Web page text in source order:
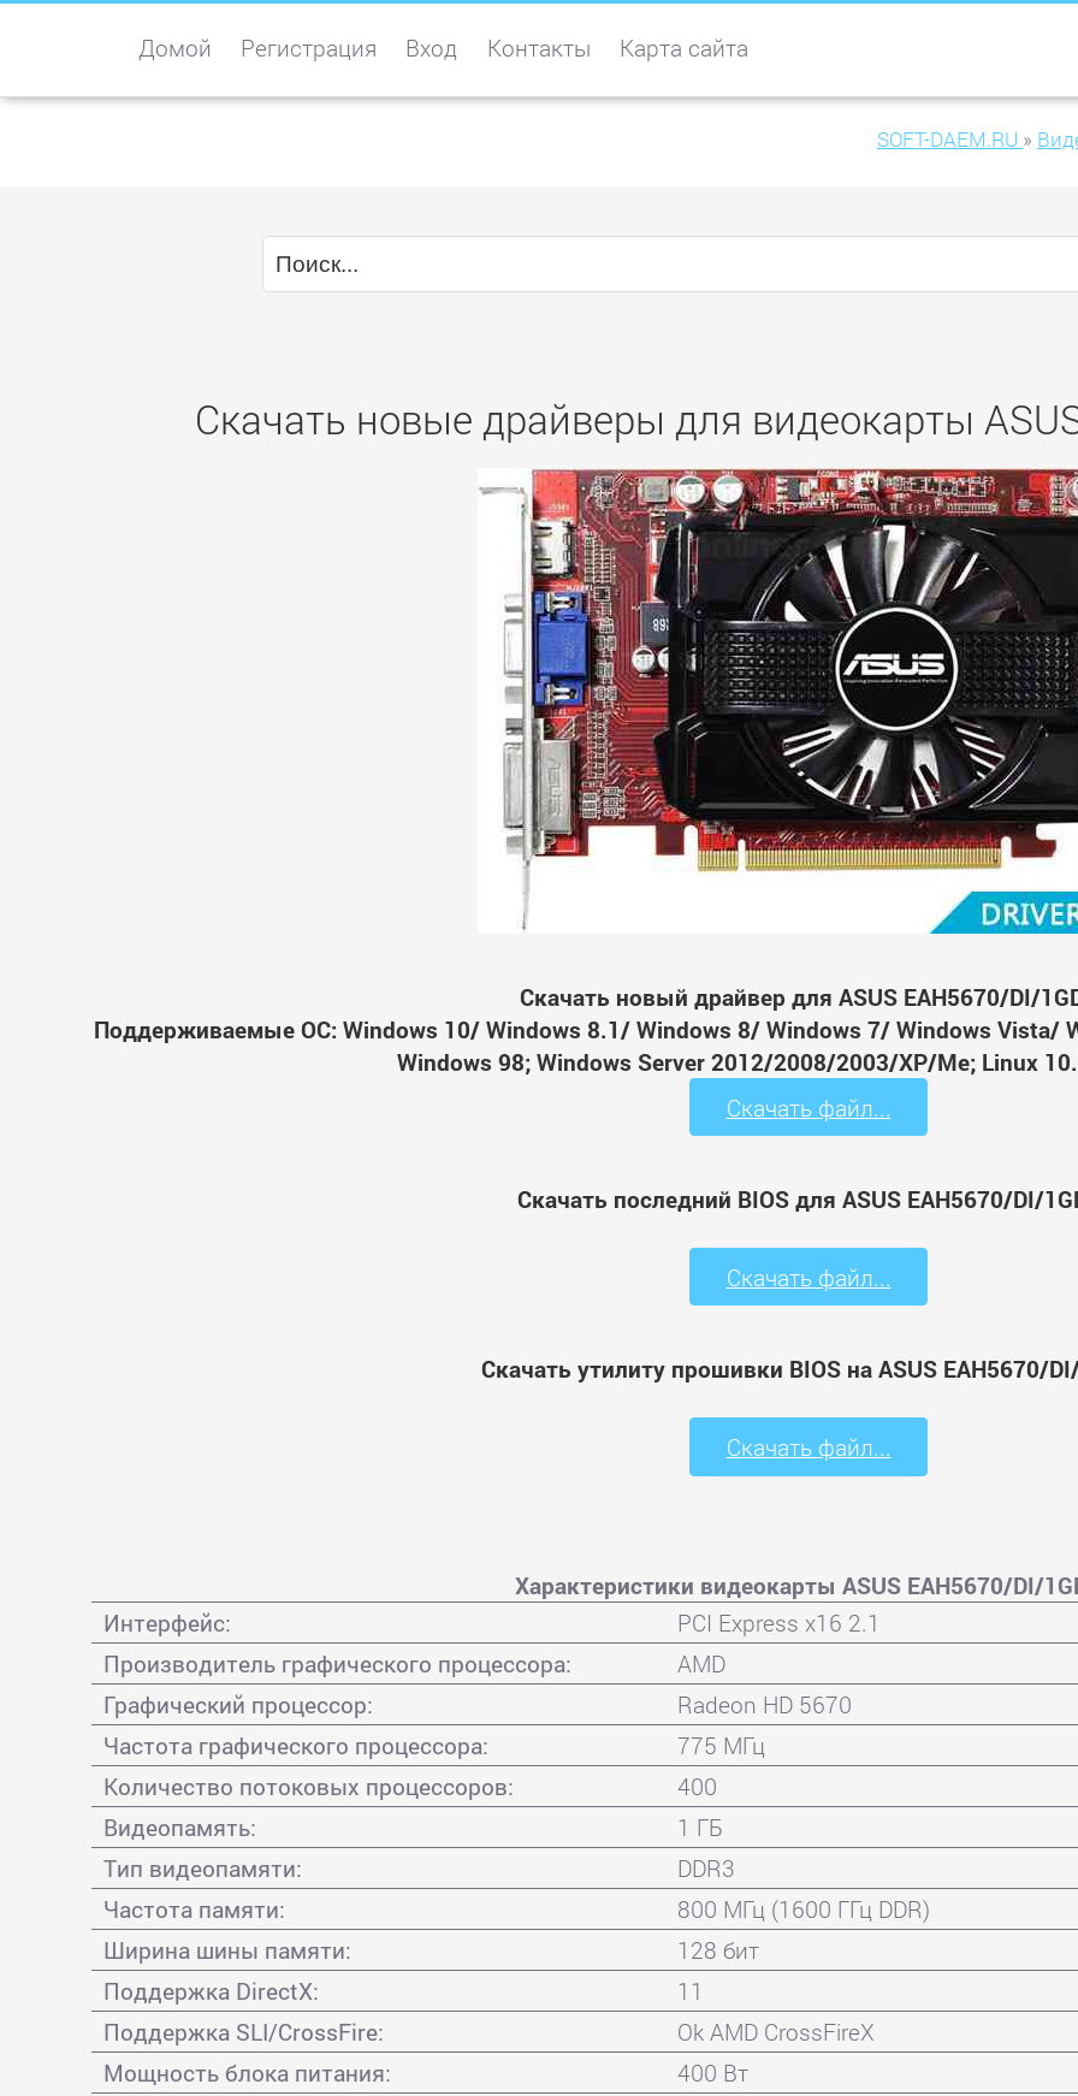
Домой Регистрация Вход Контакты Карта сайта
SOFT-DAEM.RU »
Скачать новые драйверы для видеокарты
Скачать новый драйвер для ASUS EAH5670/DI/
Поддерживаемые ОС: Windows 10/ Windows 8.1/ Windows 8/ Windows 7/ Windows Vista/
Windows 98; Windows Server 2012/2008/2003/XP/Me; Linux
Скачать файл...
Скачать последний BIOS для ASUS EAH5670/DI/
Скачать файл...
Скачать утилиту прошивки BIOS на ASUS EAH5670/
Скачать файл...
Характеристики видеокарты ASUS EAH5670/DI/
Интерфейс:
PCI Express x16 2.1
Производитель графического процессора:
AMD
Графический процессор:
Radeon HD 5670
Частота графического процессора:
775 МГц
Количество потоковых процессоров:
400
Видеопамять:
1 ГБ
Тип видеопамяти:
DDR3
Частота памяти:
800 МГц (1600 ГГц DDR)
Ширина шины памяти:
128 бит
Поддержка DirectX:
11
Поддержка SLI/CrossFire:
Ok AMD CrossFireX
Мощность блока питания:
400 Вт